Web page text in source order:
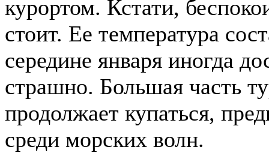
курортом. Кстати,
стоит. Ее температура
середине января иногда
страшно. Большая часть
продолжает купаться,
среди морских волн.